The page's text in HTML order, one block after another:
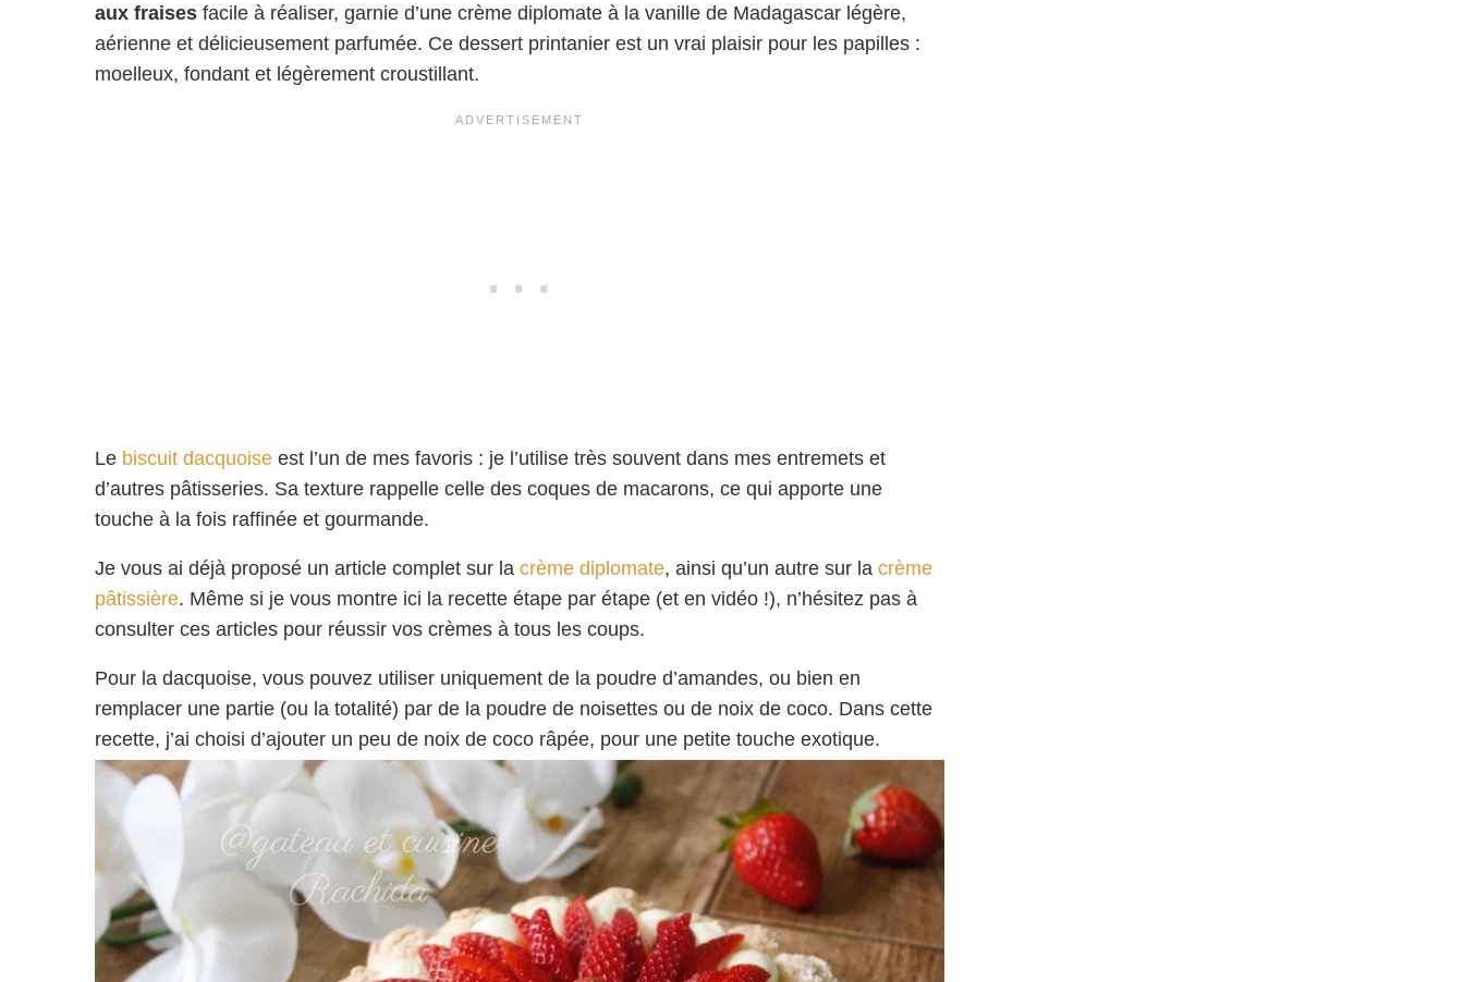
aux fraises facile à réaliser, garnie d’une crème diplomate à la vanille de Madagascar légère,
aérienne et délicieusement parfumée. Ce dessert printanier est un vrai plaisir pour les papilles :
moelleux, fondant et légèrement croustillant.
Le biscuit dacquoise est l’un de mes favoris : je l’utilise très souvent dans mes entremets et
d’autres pâtisseries. Sa texture rappelle celle des coques de macarons, ce qui apporte une
touche à la fois raffinée et gourmande.
Je vous ai déjà proposé un article complet sur la crème diplomate, ainsi qu’un autre sur la crème
pâtissière. Même si je vous montre ici la recette étape par étape (et en vidéo !), n’hésitez pas à
consulter ces articles pour réussir vos crèmes à tous les coups.
Pour la dacquoise, vous pouvez utiliser uniquement de la poudre d’amandes, ou bien en
remplacer une partie (ou la totalité) par de la poudre de noisettes ou de noix de coco. Dans cette
recette, j’ai choisi d’ajouter un peu de noix de coco râpée, pour une petite touche exotique.